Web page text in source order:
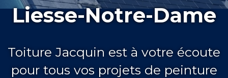
Liesse-Notre-Dame
Toiture Jacquin est à votre écoute
pour tous vos projets de peinture